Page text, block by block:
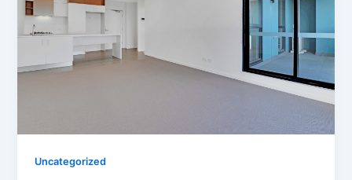
Uncategorized